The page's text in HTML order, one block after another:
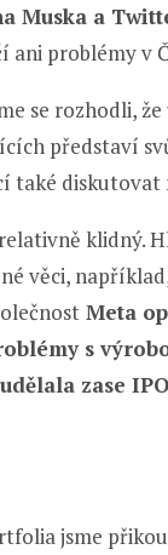
Muska a
ani problémy v
se rozhodli, že
představí
také
klidný.
věci,
Meta
s
zase IPO
jsme